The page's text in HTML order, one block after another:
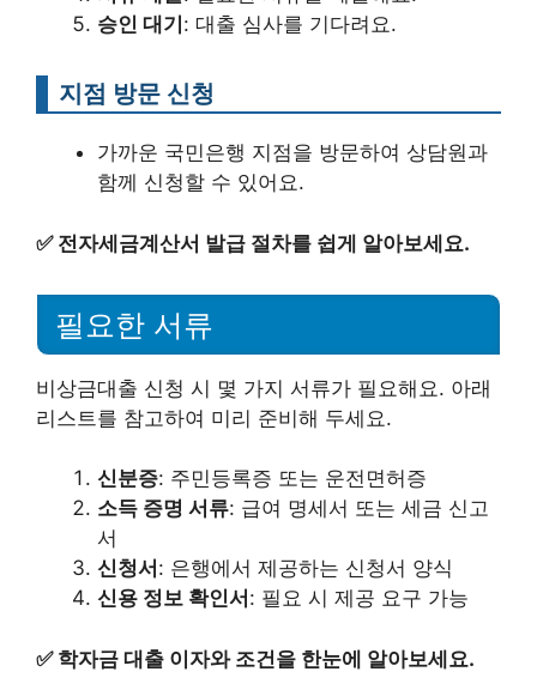
승인 대기 : 대출 심사를 기다려요.
지점 방문 신청
가까운 국민은행 지점을 방문하여 상담원과
함께 신청할 수 있어요.
✅ 전자세금계산서 발급 절차를 쉽게 알아보세요.
필요한 서류
비상금대출 신청 시 몇 가지 서류가 필요해요. 아래
리스트를 참고하여 미리 준비해 두세요.
신분증: 주민등록증 또는 운전면허증
소득 증명 서류: 급여 명세서 또는 세금 신고
서
신청서 : 은행에서 제공하는 신청서 양식
신용 정보 확인서 : 필요 시 제공 요구 가능
✅ 학자금 대출 이자와 조건을 한눈에 알아보세요.